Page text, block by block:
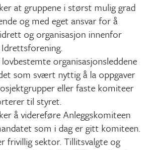
at gruppene i størst mulig grad
og med eget ansvar for å
og organisasjon innenfor
organisasjonsleddene
som svært nyttig å la oppgaver
eller faste komiteer
til styret.
å videreføre Anleggskomiteen
som i dag er gitt komiteen.
frivillig sektor. Tillitsvalgte og